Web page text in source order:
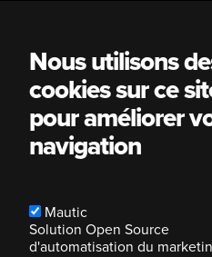
Main
Nos
Nous utilisons
cookies sur ce
pour améliorer
navigation
Mautic
Solution Open Source
d'automatisation du